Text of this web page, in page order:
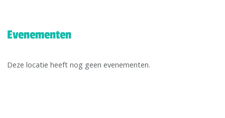
Evenementen
Deze locatie heeft nog geen evenementen.